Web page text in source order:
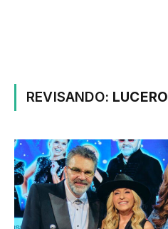
REVISANDO: LUCERO